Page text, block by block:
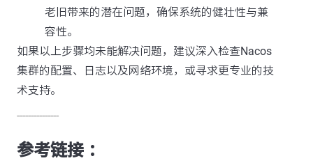
老旧带来的潜在问题，确保系统的健壮性与兼
容性。
如果以上步骤均未能解决问题，建议深入检查Nacos
集群的配置、日志以及网络环境，或寻求更专业的技
术支持。
---------------
参考链接 ：